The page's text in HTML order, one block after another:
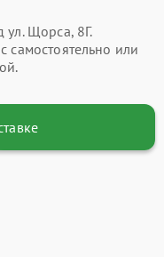
ул. Щорса, 8Г.
самостоятельно или